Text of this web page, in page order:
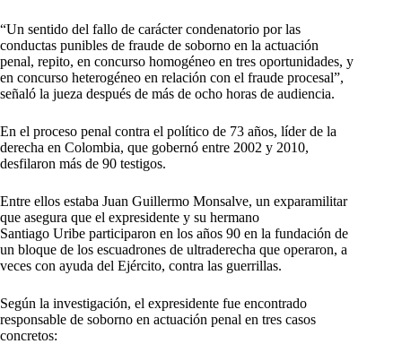
“Un sentido del fallo de carácter condenatorio por las
conductas punibles de fraude de soborno en la actuación
penal, repito, en concurso homogéneo en tres oportunidades, y
en concurso heterogéneo en relación con el fraude procesal”,
señaló la jueza después de más de ocho horas de audiencia.
En el proceso penal contra el político de 73 años, líder de la
derecha en Colombia, que gobernó entre 2002 y 2010,
desfilaron más de 90 testigos.
Entre ellos estaba Juan Guillermo Monsalve, un exparamilitar
que asegura que el expresidente y su hermano
Santiago Uribe participaron en los años 90 en la fundación de
un bloque de los escuadrones de ultraderecha que operaron, a
veces con ayuda del Ejército, contra las guerrillas.
Según la investigación, el expresidente fue encontrado
responsable de soborno en actuación penal en tres casos
concretos: